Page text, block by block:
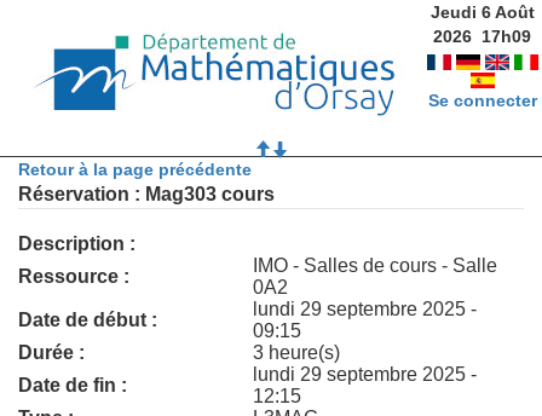
Jeudi 6 Août
2026 17h09
Se connecter
Retour à la page précédente
Réservation : Mag303 cours
Description :
Ressource :
IMO - Salles de cours - Salle
0A2
Date de début :
lundi 29 septembre 2025 -
09:15
Durée :
3 heure(s)
Date de fin :
lundi 29 septembre 2025 -
12:15